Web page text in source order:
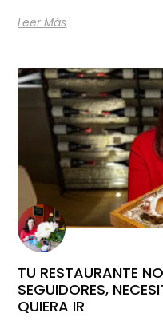
Leer Más
TU RESTAURANTE
SEGUIDORES,
QUIERA IR